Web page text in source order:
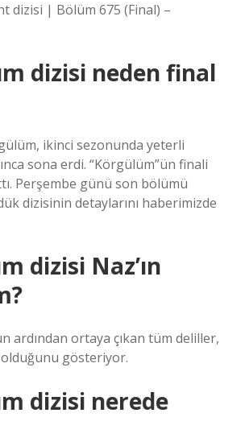
dizisi | Bölüm 675 (Final) –
dizisi neden final
ikinci sezonunda yeterli
sona erdi. “Körgülüm”ün finali
Perşembe günü son bölümü
dizisinin detaylarını haberimizde
dizisi Naz’ın
ardından ortaya çıkan tüm deliller,
gösteriyor.
dizisi nerede